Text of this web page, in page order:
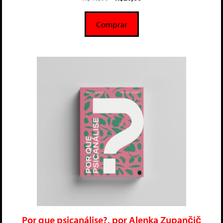
5
Comprar
Por que psicanálise?, por Alenka Zupančič